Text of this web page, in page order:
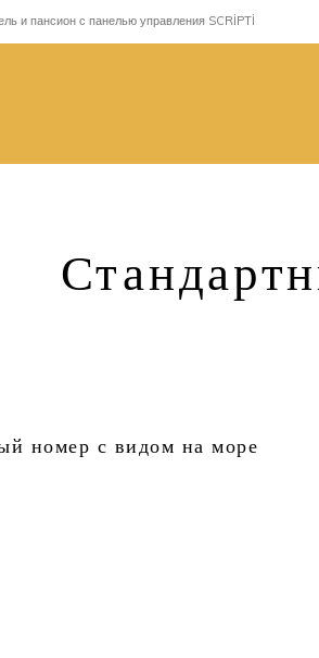
и пансион с панелью управления SCRİPTİ
номер с видом на море